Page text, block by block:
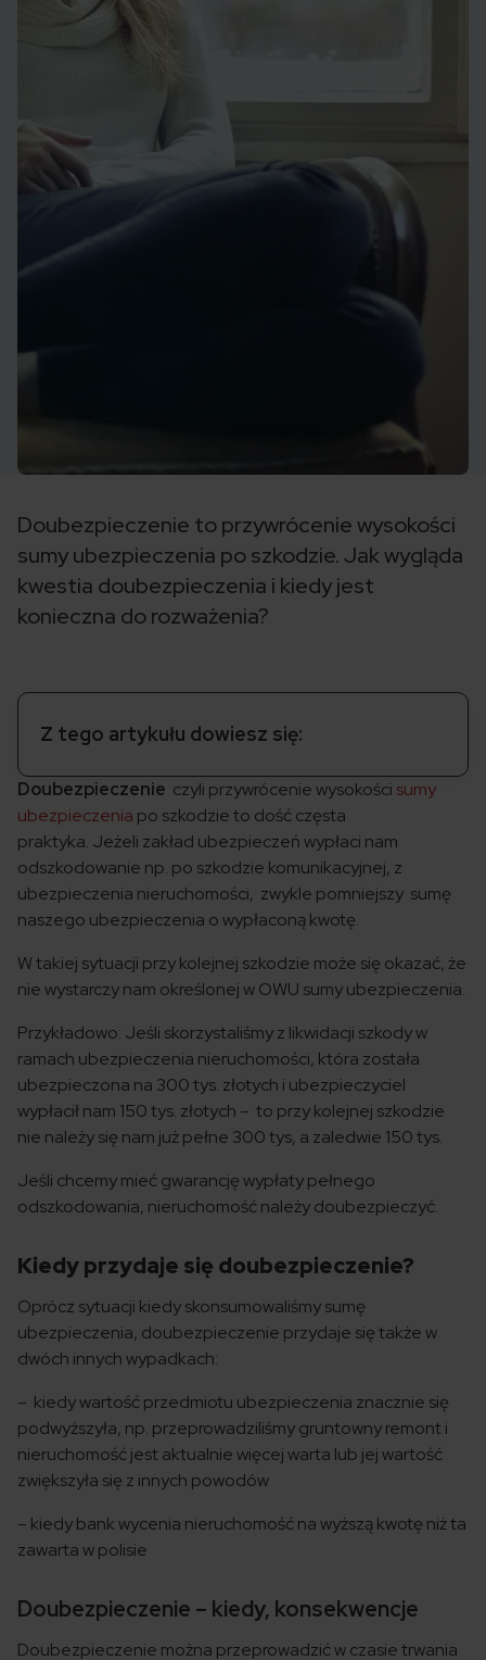
Doubezpieczenie to przywrócenie wysokości
sumy ubezpieczenia po szkodzie. Jak wygląda
kwestia doubezpieczenia i kiedy jest
konieczna do rozważenia?
Z tego artykułu dowiesz się:
Doubezpieczenie czyli przywrócenie wysokości sumy
ubezpieczenia po szkodzie to dość częsta
praktyka. Jeżeli zakład ubezpieczeń wypłaci nam
odszkodowanie np. po szkodzie komunikacyjnej, z
ubezpieczenia nieruchomości, zwykle pomniejszy sumę
naszego ubezpieczenia o wypłaconą kwotę.
W takiej sytuacji przy kolejnej szkodzie może się okazać, że
nie wystarczy nam określonej w OWU sumy ubezpieczenia.
Przykładowo: Jeśli skorzystaliśmy z likwidacji szkody w
ramach ubezpieczenia nieruchomości, która została
ubezpieczona na 300 tys. złotych i ubezpieczyciel
wypłacił nam 150 tys. złotych – to przy kolejnej szkodzie
nie należy się nam już pełne 300 tys, a zaledwie 150 tys.
Jeśli chcemy mieć gwarancję wypłaty pełnego
odszkodowania, nieruchomość należy doubezpieczyć.
Kiedy przydaje się doubezpieczenie?
Oprócz sytuacji kiedy skonsumowaliśmy sumę
ubezpieczenia, doubezpieczenie przydaje się także w
dwóch innych wypadkach:
– kiedy wartość przedmiotu ubezpieczenia znacznie się
podwyższyła, np. przeprowadziliśmy gruntowny remont i
nieruchomość jest aktualnie więcej warta lub jej wartość
zwiększyła się z innych powodów
– kiedy bank wycenia nieruchomość na wyższą kwotę niż ta
zawarta w polisie
Doubezpieczenie – kiedy, konsekwencje
Doubezpieczenie można przeprowadzić w czasie trwania